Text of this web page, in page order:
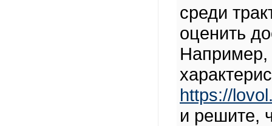
среди
оценить
Например,
https://
и решите,